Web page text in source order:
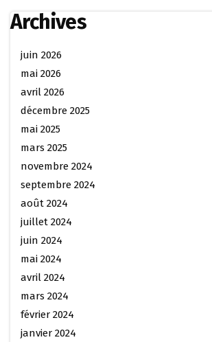
Archives
juin 2026
mai 2026
avril 2026
décembre 2025
mai 2025
mars 2025
novembre 2024
septembre 2024
août 2024
juillet 2024
juin 2024
mai 2024
avril 2024
mars 2024
février 2024
janvier 2024